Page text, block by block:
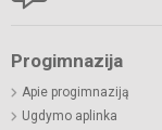
Progimnazija
Apie progimnaziją
Ugdymo aplinka